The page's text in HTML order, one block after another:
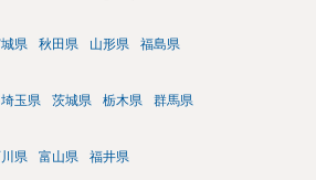
県 秋田県 山形県 福島県
埼玉県 茨城県 栃木県 群馬県
県 富山県 福井県